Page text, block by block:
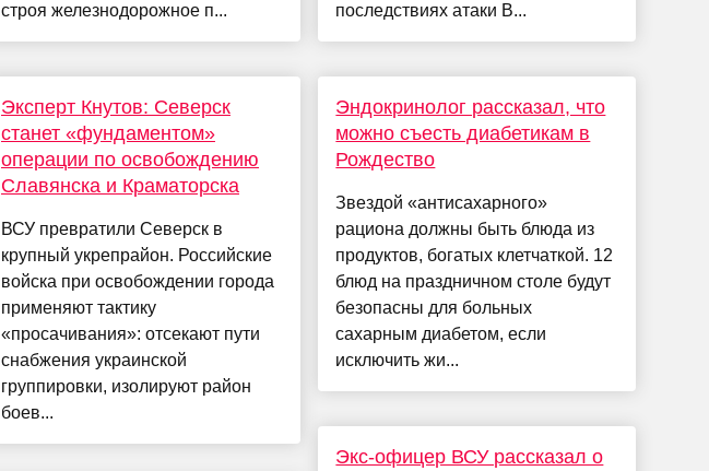
строя железнодорожное п...
Эксперт Кнутов: Северск
станет «фундаментом»
операции по освобождению
Славянска и Краматорска
ВСУ превратили Северск в
крупный укрепрайон. Российские
войска при освобождении города
применяют тактику
«просачивания»: отсекают пути
снабжения украинской
группировки, изолируют район
боев...
последствиях атаки В...
Эндокринолог рассказал, что
можно съесть диабетикам в
Рождество
Звездой «антисахарного»
рациона должны быть блюда из
продуктов, богатых клетчаткой. 12
блюд на праздничном столе будут
безопасны для больных
сахарным диабетом, если
исключить жи...
Экс-офицер ВСУ рассказал о